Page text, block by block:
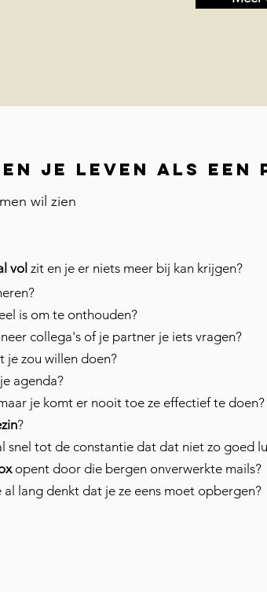
je leven als een
wil zien
vol zit en je er niets meer bij kan krijgen?
is om te onthouden?
collega's of je partner je iets vragen?
je zou willen doen?
agenda?
je komt er nooit toe ze effectief te doen?
?
snel tot de constantie dat dat niet zo goed
opent door die bergen onverwerkte mails?
lang denkt dat je ze eens moet opbergen?